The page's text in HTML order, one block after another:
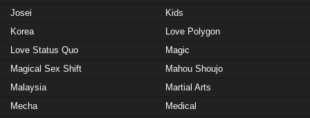
Josei
Kids
Korea
Love Polygon
Love Status Quo
Magic
Magical Sex Shift
Mahou Shoujo
Malaysia
Martial Arts
Mecha
Medical